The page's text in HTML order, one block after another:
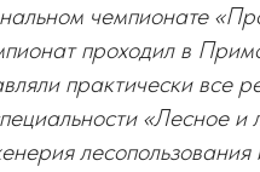
чемпионате
проходил в
практически все
«Лесное